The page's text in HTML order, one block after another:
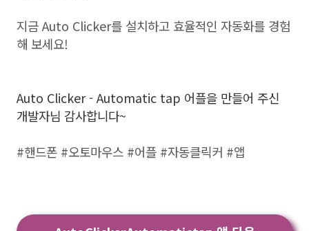
지금 Auto Clicker를 설치하고 효율적인 자동화를 경험
해 보세요!
Auto Clicker - Automatic tap 어플을 만들어 주신
개발자님 감사합니다~
#핸드폰 #오토마우스 #어플 #자동클릭커 #앱